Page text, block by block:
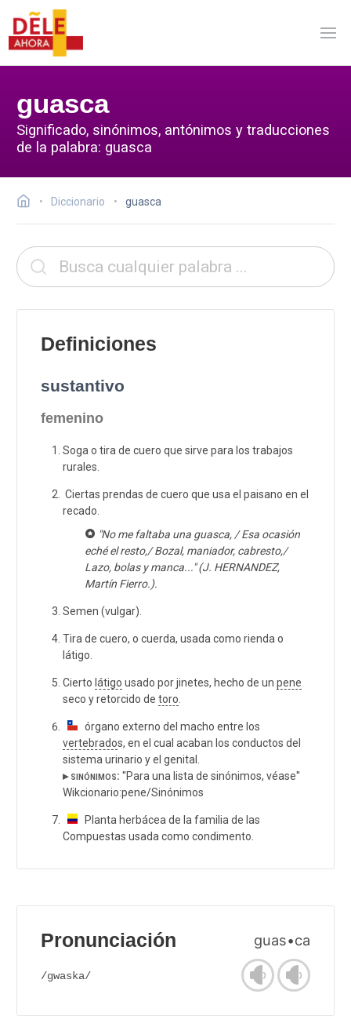
guasca
Significado, sinónimos, antónimos y traducciones
de la palabra: guasca
Diccionario guasca
Definiciones
sustantivo
femenino
Soga o tira de cuero que sirve para los trabajos
rurales.
Ciertas prendas de cuero que usa el paisano en el
recado.
"No me faltaba una guasca, / Esa ocasión
eché el resto,/ Bozal, maniador, cabresto,/
Lazo, bolas y manca..." (J. HERNANDEZ,
Martín Fierro.).
Semen (vulgar).
Tira de cuero, o cuerda, usada como rienda o
látigo.
Cierto látigo usado por jinetes, hecho de un pene
seco y retorcido de toro
órgano externo del macho entre los
vertebrados, en el cual acaban los conductos del
sistema urinario y el genital.
▸ sinónimos: ''Para una lista de sinónimos, véase''
Wikcionario:pene/Sinónimos
Planta herbácea de la familia de las
Compuestas usada como condimento.
Pronunciación guas•ca
/gwaska/